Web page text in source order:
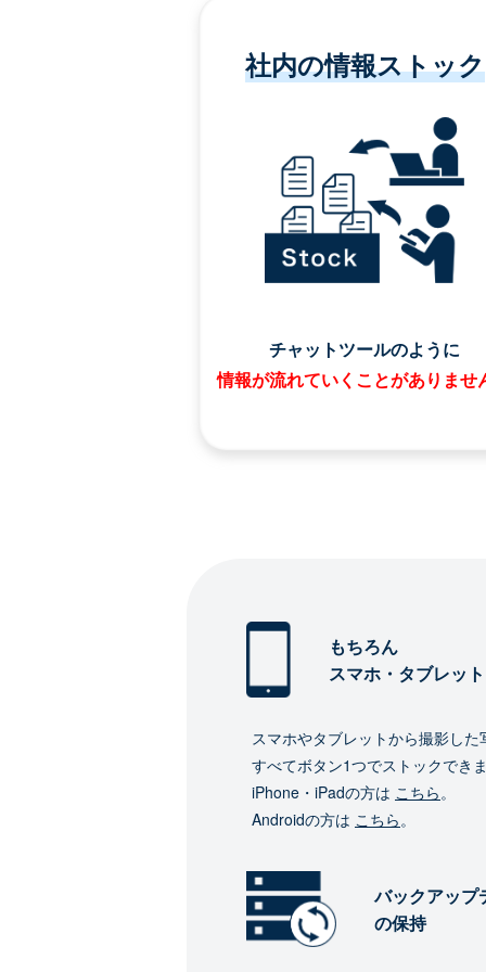
社内の情報ストック
チャットツールのように
情報が流れていくことがありませ
もちろん
スマホ・タブレッ
スマホやタブレットから撮影した
すべてボタン1つでストックでき
iPhone・iPadの方は こちら。
Androidの方は こちら。
バックアップ
の保持